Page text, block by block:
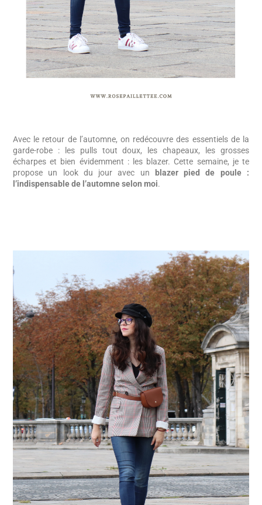
Avec le retour de l’automne, on redécouvre des essentiels de la
garde-robe : les pulls tout doux, les chapeaux, les grosses
écharpes et bien évidemment : les blazer. Cette semaine, je te
propose un look du jour avec un
blazer pied de poule :
l’indispensable de l’automne selon moi.